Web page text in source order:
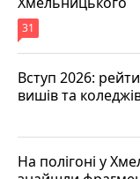
31
Вступ 2026:
вишів та
На полігоні у